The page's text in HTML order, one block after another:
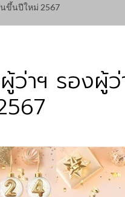
ขึ้นปีใหม่ 2567
ว่าฯ รองผู้